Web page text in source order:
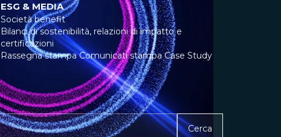
ESG & MEDIA
Società benefit
Bilanci di sostenibilità, relazioni di impatto e
certificazioni
Rassegna stampa Comunicati stampa Case Study
Cerca